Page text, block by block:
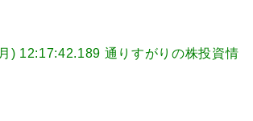
) 12:17:42.189 通りすがりの株投資情